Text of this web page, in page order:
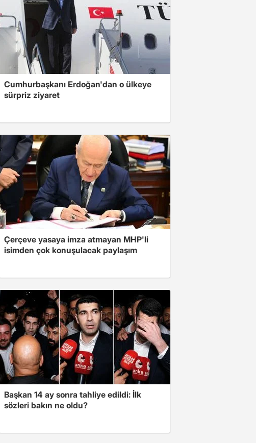
Cumhurbaşkanı Erdoğan'dan o ülkeye
sürpriz ziyaret
Çerçeve yasaya imza atmayan MHP'li
isimden çok konuşulacak paylaşım
Başkan 14 ay sonra tahliye edildi: İlk
sözleri bakın ne oldu?